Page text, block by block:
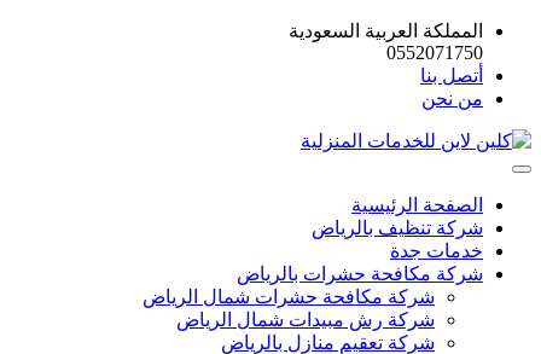
المملكة العربية السعودية
0552071750
أتصل بنا
من نحن
الصفحة الرئيسية
شركة تنظيف بالرياض
خدمات جدة
شركة مكافحة حشرات بالرياض
شركة مكافحة حشرات شمال الرياض
شركة رش مبيدات شمال الرياض
شركة تعقيم منازل بالرياض